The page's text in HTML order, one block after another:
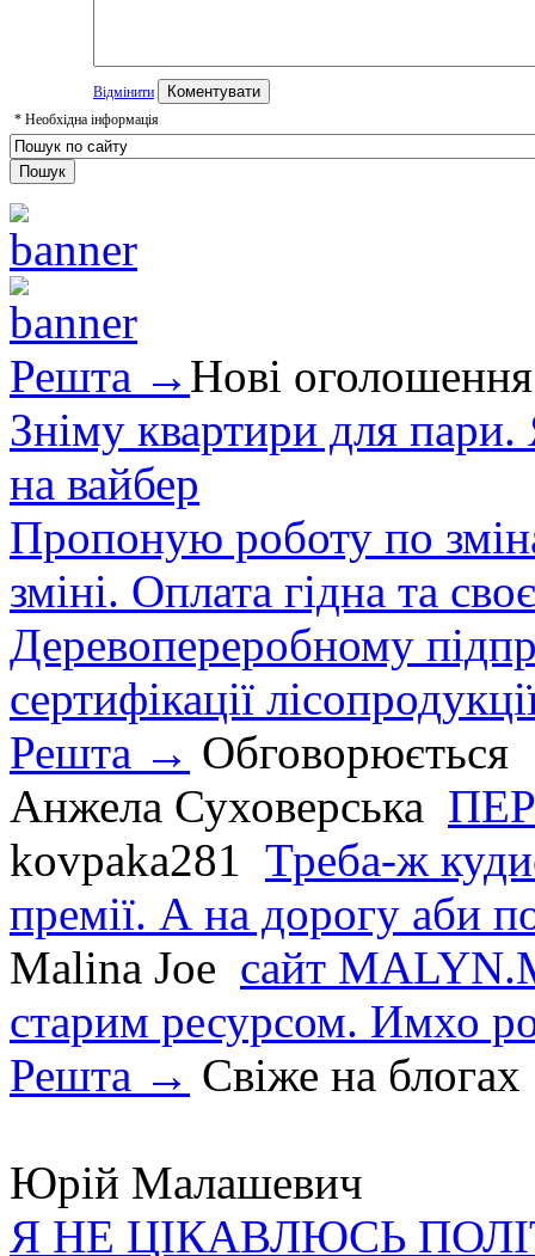
Відмінити
* Необхідна інформація
Решта → Нові оголошення
Зніму квартири для
на вайбер
Пропоную роботу по
зміні. Оплата гідна та
Деревопереробному
сертифікації
Решта → Обговорюється
Анжела Суховерська
kovpaka281 Треба-ж
премії. А на дорогу аби
Malina Joe сайт
старим ресурсом. Имхо
Решта → Свіже на блогах
Юрій Малашевич
Я НЕ ЦІКАВЛЮСЬ